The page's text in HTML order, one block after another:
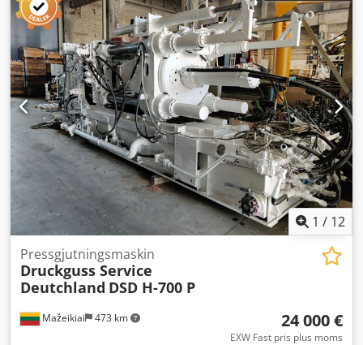
1 / 12
Mažeikiai 473 km
Pressgjutningsmaskin
Druckguss Service
Deutchland DSD H-700 P
24 000 €
EXW Fast pris plus moms